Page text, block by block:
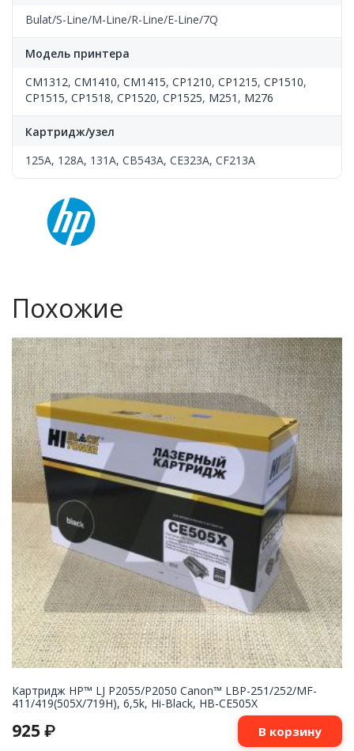
Bulat/S-Line/M-Line/R-Line/E-Line/7Q
Модель принтера
CM1312, CM1410, CM1415, CP1210, CP1215, CP1510,
CP1515, CP1518, CP1520, CP1525, M251 , M276
Картридж/узел
125A, 128A, 131A, CB543A, CE323A, CF213A
Похожие
Картридж НР™ LJ P2055/P2050 Canon™ LBP-251/252/MF-
411/419(505X/719H), 6,5k, Hi-Black, HB-CE505X
925 ₽ В корзину